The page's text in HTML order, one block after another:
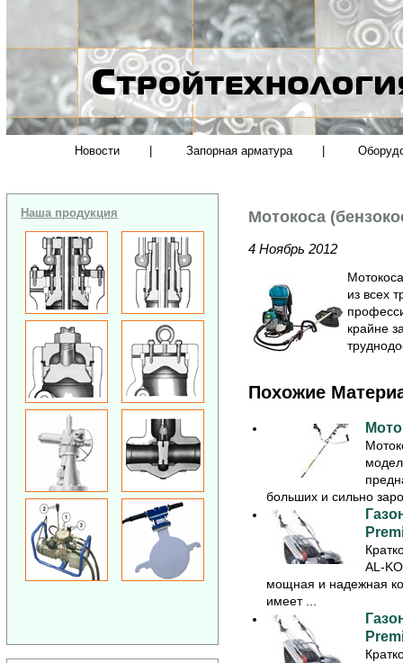
Новости Запорная арматура
Наша продукция Мотокоса
4 Ноябрь 2012
из всех
крайне
Похожие
больших и сильно
AL-
мощная и надежная
имеет ...